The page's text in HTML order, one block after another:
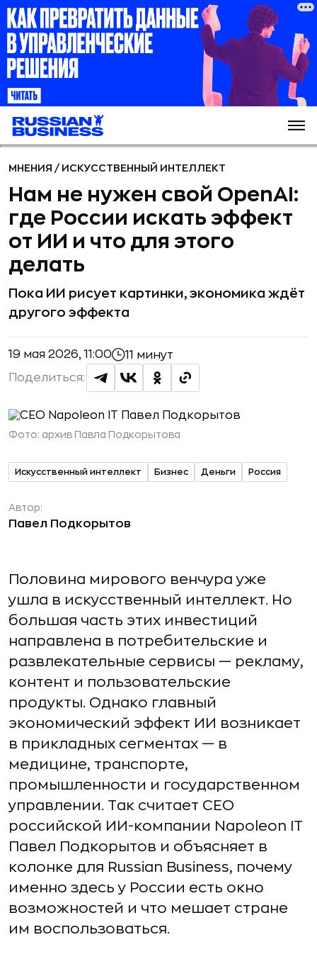
МНЕНИЯ / ИСКУССТВЕННЫЙ ИНТЕЛЛЕКТ
Нам не нужен свой OpenAI:
где России искать эффект
от ИИ и что для этого
делать
Пока ИИ рисует картинки, экономика ждёт
другого эффекта
19 мая 2026, 11:00 11 минут
Поделиться:
Фото: архив Павла Подкорытова
Искусственный интеллект Бизнес Деньги Россия
Автор:
Павел Подкорытов
Половина мирового венчура уже
ушла в искусственный интеллект. Но
большая часть этих инвестиций
направлена в потребительские и
развлекательные сервисы — рекламу,
контент и пользовательские
продукты. Однако главный
экономический эффект ИИ возникает
в прикладных сегментах — в
медицине, транспорте,
промышленности и государственном
управлении. Так считает СЕО
российской ИИ-компании Napoleon IT
Павел Подкорытов и объясняет в
колонке для Russian Business, почему
именно здесь у России есть окно
возможностей и что мешает стране
им воспользоваться.